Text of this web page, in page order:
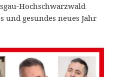
Hochschwarzwald
gesundes neues Jahr